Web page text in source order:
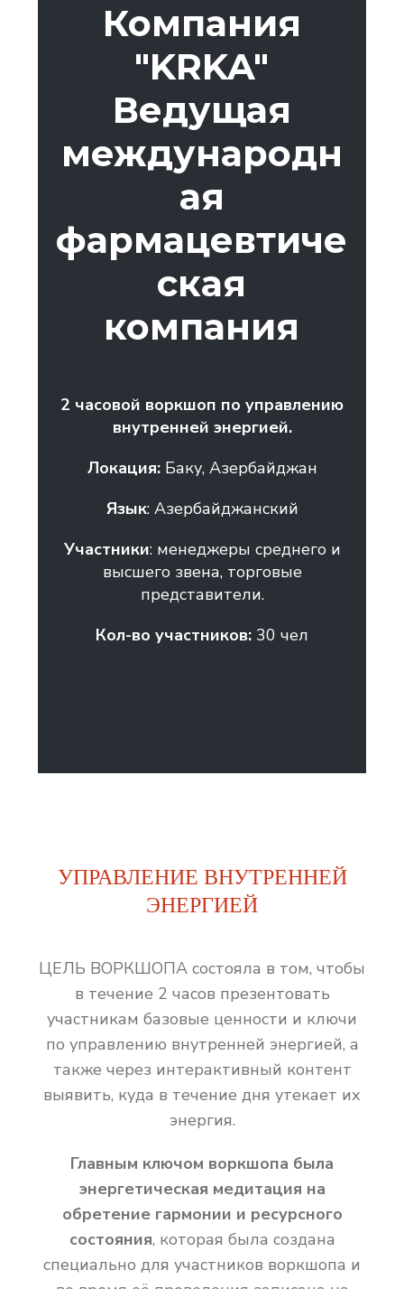
Компания
"KRKA"
Ведущая
международн
ая
фармацевтиче
ская
компания
2 часовой воркшоп по управлению
внутренней энергией.
Локация:Баку, Азербайджан
Язык: Азербайджанский
Участники: менеджеры среднего и
высшего звена, торговые
представители.
Кол-во участников: 30 чел
УПРАВЛЕНИЕ ВНУТРЕННЕЙ
ЭНЕРГИЕЙ
ЦЕЛЬ ВОРКШОПА состояла в том, чтобы
в течение 2 часов презентовать
участникам базовые ценности и ключи
по управлению внутренней энергией, а
также через интерактивный контент
выявить, куда в течение дня утекает их
энергия.
Главным ключом воркшопа была
энергетическая медитация на
обретение гармонии и ресурсного
состояния, которая была создана
специально для участников воркшопа и